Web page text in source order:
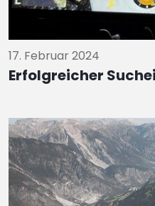
17. Februar 2024
Erfolgreicher